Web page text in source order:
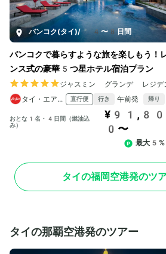
バンコク(タイ)/ 4〜8日間
バンコクで暮らすような旅を楽しもう！
ンス式の豪華5つ星ホテル宿泊プラン
ジャスミン グランデ レジデ
タイ・エアアジア
直行便 行き 午前発 帰り
おとな1名・4日間（燃油込
み）
¥91,80
0〜
最大5%
タイの福岡空港発のツ
タイの那覇空港発のツアー